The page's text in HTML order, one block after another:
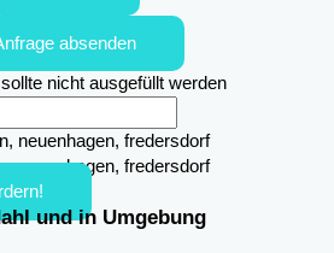
absenden
nicht ausgefüllt werden
und in Umgebung